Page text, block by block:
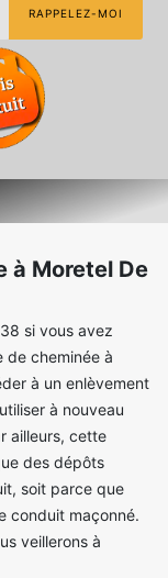
à Moretel De
si vous avez
de cheminée à
à un enlèvement
à nouveau
ailleurs, cette
des dépôts
soit parce que
conduit maçonné.
veillerons à